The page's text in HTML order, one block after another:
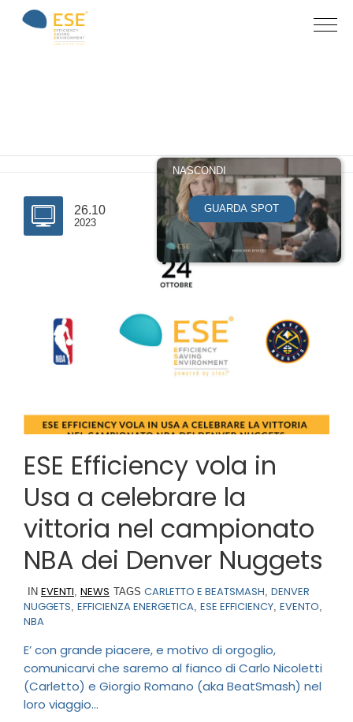
Home
26.10
2023
ESE Efficiency vola in
Usa a celebrare la
vittoria nel campionato
NBA dei Denver Nuggets
IN EVENTI NEWS TAGS CARLETTO E BEATSMASH DENVER
NUGGETS EFFICIENZA ENERGETICA ESE EFFICIENCY EVENTO
NBA
E’ con grande piacere, e motivo di orgoglio,
comunicarvi che saremo al fianco di Carlo Nicoletti
(Carletto) e Giorgio Romano (aka BeatSmash) nel
loro viaggio...
GUARDA SPOT
NASCONDI